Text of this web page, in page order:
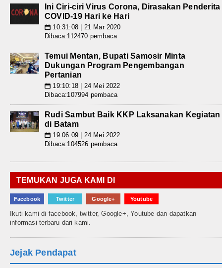
Ini Ciri-ciri Virus Corona, Dirasakan Penderita
COVID-19 Hari ke Hari
📅 10:31:08 | 21 Mar 2020
Dibaca:112470 pembaca
Temui Mentan, Bupati Samosir Minta
Dukungan Program Pengembangan
Pertanian
📅 19:10:18 | 24 Mei 2022
Dibaca:107994 pembaca
Rudi Sambut Baik KKP Laksanakan Kegiatan
di Batam
📅 19:06:09 | 24 Mei 2022
Dibaca:104526 pembaca
TEMUKAN JUGA KAMI DI
Facebook Twitter Google+ Youtube
Ikuti kami di facebook, twitter, Google+, Youtube dan dapatkan
informasi terbaru dari kami.
Jejak Pendapat